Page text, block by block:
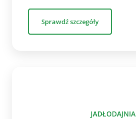
Sprawdź szczegóły
JADŁODAJNIA